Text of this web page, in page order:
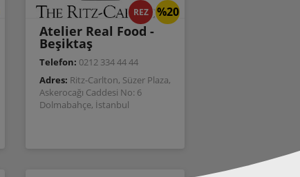
%20
REZ
Atelier Real Food -
Beşiktaş
Telefon: 0212 334 44 44
Adres: Ritz-Carlton, Süzer Plaza,
Askerocağı Caddesi No: 6
Dolmabahçe, İstanbul